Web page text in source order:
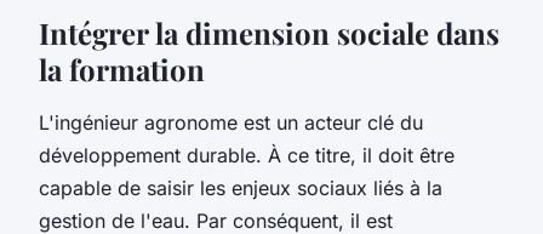
Intégrer la dimension sociale dans
la formation
L'ingénieur agronome est un acteur clé du
développement durable. À ce titre, il doit être
capable de saisir les enjeux sociaux liés à la
gestion de l'eau. Par conséquent, il est